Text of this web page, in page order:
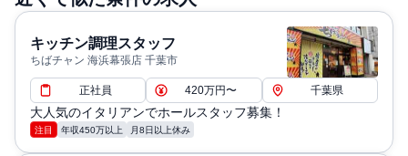
キッチン調理スタッフ
ちばチャン 海浜幕張店 千葉市
正社員 420万円〜 千葉県
大人気のイタリアンでホールスタッフ募集！
注目 年収450万以上 月8日以上休み